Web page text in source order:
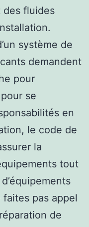
des fluides
système de
demandent
pour
se
en
le code de
la
tout
pas appel
de